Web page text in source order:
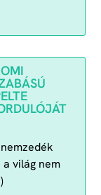
világ nem